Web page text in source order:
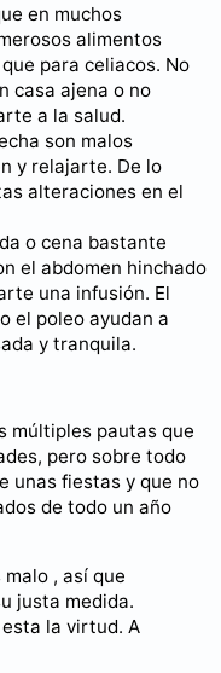
en muchos
alimentos
para celiacos. No
casa ajena o no
a la salud.
son malos
y relajarte. De lo
alteraciones en el
o cena bastante
el abdomen hinchado
una infusión. El
el poleo ayudan a
y tranquila.
múltiples pautas que
pero sobre todo
unas fiestas y que no
de todo un año
, así que
justa medida.
la virtud. A